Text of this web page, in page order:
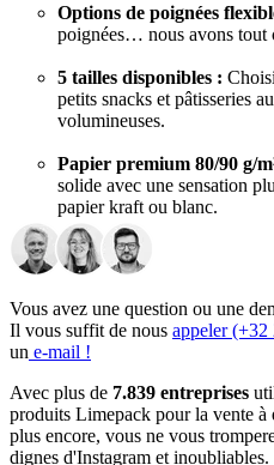
Options de poignées
poignées… nous avons tout
5 tailles disponibles :
petits snacks et pâtisseries
volumineuses.
Papier premium 80/90 g/
solide avec une sensation
papier kraft ou blanc.
Impression professionnelle :
CMJN sur une face ou sur
Livraison adaptée à votre
disponible pour vos sacs en
truck ou un commerce de vente à
transport des commandes tout en
nos sacs en papier avec logosont
Vous avez une question ou une
Il vous suffit de nous appeler
un e-mail !
Avec plus de 7.839 entreprises
produits Limepack pour la vente à
plus encore, vous ne vous
dignes d'Instagram et inoubliables.